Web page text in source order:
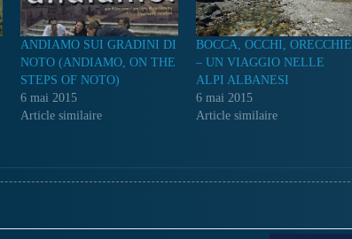
ANDIAMO SUI GRADINI DI
NOTO (ANDIAMO, ON THE
STEPS OF NOTO)
6 mai 2015
Article similaire
BOCCA, OCCHI, ORECCHIE
– UN VIAGGIO NELLE
ALPI ALBANESI
6 mai 2015
Article similaire